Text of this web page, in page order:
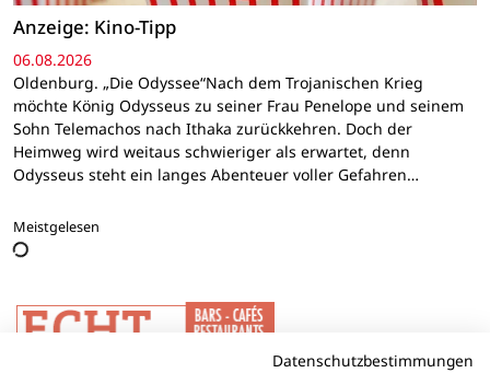
Anzeige: Kino-Tipp
06.08.2026
Oldenburg. „Die Odyssee“Nach dem Trojanischen Krieg
möchte König Odysseus zu seiner Frau Penelope und seinem
Sohn Telemachos nach Ithaka zurückkehren. Doch der
Heimweg wird weitaus schwieriger als erwartet, denn
Odysseus steht ein langes Abenteuer voller Gefahren…
Meistgelesen
Datenschutzbestimmungen